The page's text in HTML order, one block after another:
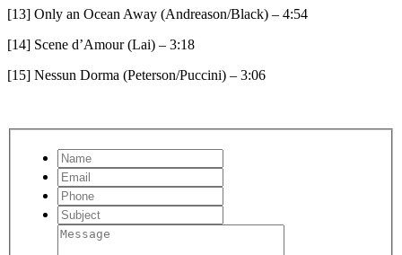
[13] Only an Ocean Away (Andreason/Black) – 4:54
[14] Scene d’Amour (Lai) – 3:18
[15] Nessun Dorma (Peterson/Puccini) – 3:06